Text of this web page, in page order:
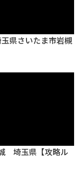
県さいたま市岩槻
埼玉県【攻略ル